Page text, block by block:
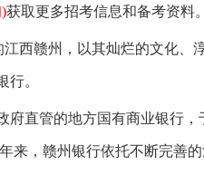
获取更多招考信息和备考资料。
西赣州，以其灿烂的文化、
。
直管的地方国有商业银行，
来，赣州银行依托不断完善